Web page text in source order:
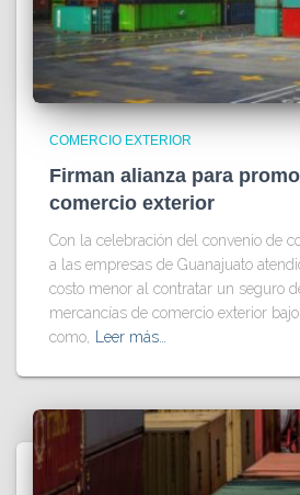
COMERCIO EXTERIOR
Firman alianza para
comercio exterior
Con la celebración del convenio de
a las empresas de Guanajuato
costo menor al contratar un seguro
mercancías de comercio exterior
como, Leer más…